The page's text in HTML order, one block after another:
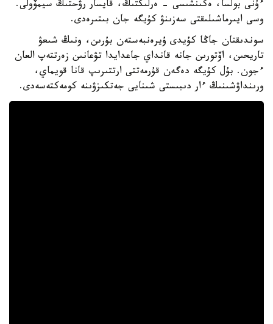
ءۇنى بولسا، ەكىنشىسى - ەرلىكتىڭ، قايسار رۋحتىڭ سيمۆولى.
وسى ايىرماشىلىقتى سەزىنۋ كۇيگە جان بىتىرەدى.
سوندىقتان جاڭا كۇيدى ۇيرەنبەستەن بۇرىن، ونىڭ شىعۋ
تاريحىن، اۆتورىن جانە قانداي جاعدايدا تۋعانىن زەرتتەپ العان
ءجون. بۇل كۇيگە دەگەن قۇرمەتتى ارتتىرىپ قانا قويماي،
ورىنداۋشىنىڭ ءار دىبىستى شىنايى جەتكىزۋىنە كومەكتەسەدى.